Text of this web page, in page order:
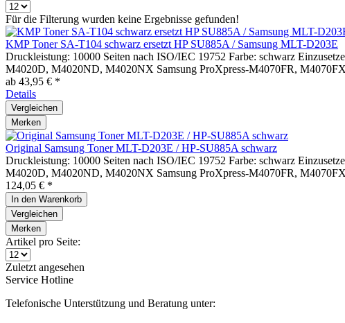
Für die Filterung wurden keine Ergebnisse gefunden!
KMP Toner SA-T104 schwarz ersetzt HP SU885A / Samsung MLT-D203E
Druckleistung: 10000 Seiten nach ISO/IEC 19752 Farbe: schwarz
M4020D, M4020ND, M4020NX Samsung ProXpress-M4070FR,
ab 43,95 € *
Details
Vergleichen
Merken
Original Samsung Toner MLT-D203E / HP-SU885A schwarz
Druckleistung: 10000 Seiten nach ISO/IEC 19752 Farbe: schwarz
M4020D, M4020ND, M4020NX Samsung ProXpress-M4070FR,
124,05 € *
In den Warenkorb
Vergleichen
Merken
Artikel pro Seite:
Zuletzt angesehen
Service Hotline
Telefonische Unterstützung und Beratung unter: